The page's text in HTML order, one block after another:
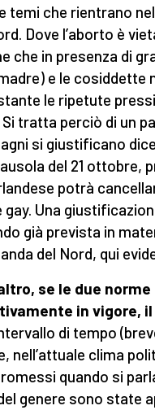
temi che rientrano
Dove l’aborto è
che in presenza di
e le cosiddette
le ripetute
tratta perciò di un
si giustificano
del 21 ottobre,
potrà
gay. Una
già prevista in
del Nord, qui
se le due
in vigore,
di tempo
nell’attuale clima
quando si
genere sono state